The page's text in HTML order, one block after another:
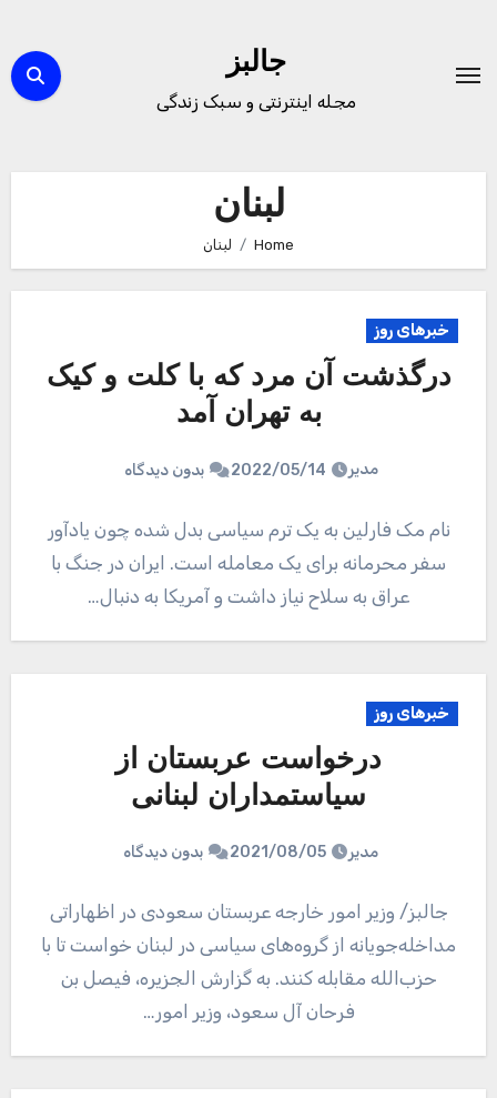
content
جالبز
مجله اینترنتی و سبک زندگی
لبنان
Home لبنان
خبرهای روز
درگذشت آن مرد که با کلت و کیک
به تهران آمد
مدیر 2022/05/14 بدون دیدگاه
نام مک فارلین به یک ترم سیاسی بدل شده چون یادآور
سفر محرمانه برای یک معامله است. ایران در جنگ با
عراق به سلاح نیاز داشت و آمریکا به دنبال…
خبرهای روز
درخواست عربستان از
سیاستمداران لبنانی
مدیر 2021/08/05 بدون دیدگاه
جالبز/ وزیر امور خارجه عربستان سعودی در اظهاراتی
مداخله‌جویانه از گروه‌های سیاسی در لبنان خواست تا با
حزب‌الله مقابله کنند. به گزارش الجزیره، فیصل بن
فرحان آل سعود، وزیر امور…